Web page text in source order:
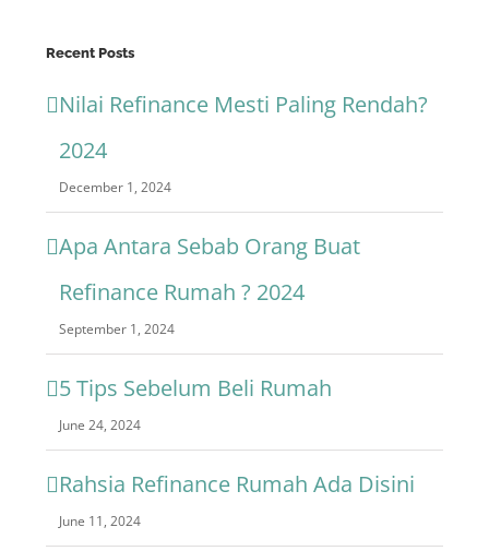
Recent Posts
Nilai Refinance Mesti Paling Rendah?
2024
December 1, 2024
Apa Antara Sebab Orang Buat
Refinance Rumah ? 2024
September 1, 2024
5 Tips Sebelum Beli Rumah
June 24, 2024
Rahsia Refinance Rumah Ada Disini
June 11, 2024